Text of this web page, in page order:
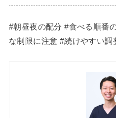
#朝昼夜の配分 #食べる順番
な制限に注意 #続けやすい調